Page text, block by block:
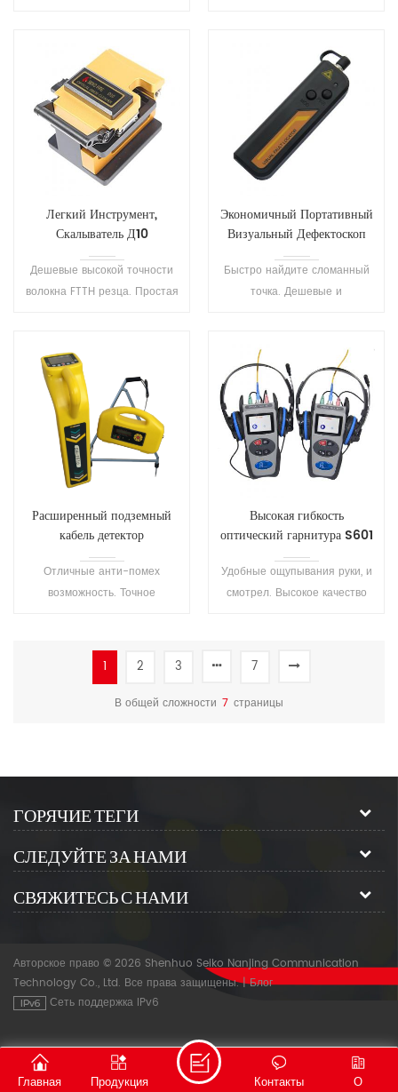
аппарат кабеля FTTH
инструменты для резки
оптического волокна Кливер
кабель
0,25 мм ~ 0,9 мм покрытие
волокна диаметр.
Легкий Инструмент,
Скалыватель Д10
Дешевые высокой точности
волокна FTTH резца. Простая
Экономичный Портативный
Визуальный Дефектоскоп
S203
Быстро найдите сломанный
точка. Дешевые и
визуальный локатор
неисправностей.
Расширенный подземный
кабель детектор
неисправности S1516
Отличные анти-помех
возможность. Точное
обнаружения различных
трубопроводов.
Высокая гибкость
оптический гарнитура S601
Удобные ощупывания руки, и
смотрел. Высокое качество
шумов. Пользователь может
оптическом тестер.
1 2 3 7
В общей сложности 7 страницы
ГОРЯЧИЕ ТЕГИ
СЛЕДУЙТЕ ЗА НАМИ
СВЯЖИТЕСЬ С НАМИ
Авторское право © 2026 Shenhuo Seiko Nanjing Communication
Technology Co., Ltd. Все права защищены.|Блог
Сеть поддержка IPv6
Главная Продукция О
Контакты